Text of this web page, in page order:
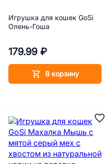
Игрушка для кошек GoSi
Олень-Гоша
179.99 ₽
В корзину